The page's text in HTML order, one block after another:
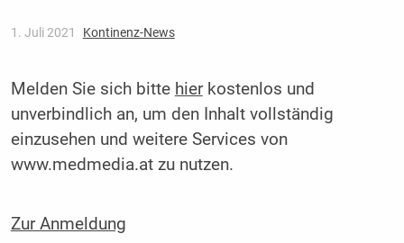
1. Juli 2021 Kontinenz-News
Melden Sie sich bitte hierkostenlos und
unverbindlich an, um den Inhalt vollständig
einzusehen und weitere Services von
www.medmedia.at zu nutzen.
Zur Anmeldung